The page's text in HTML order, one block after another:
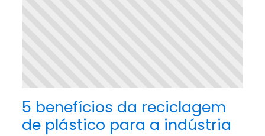
5 benefícios da reciclagem
de plástico para a indústria